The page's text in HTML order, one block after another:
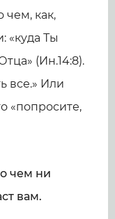
чем, как,
«куда Ты
(Ин.14:8).
все.» Или
«попросите,
чем ни
вам.